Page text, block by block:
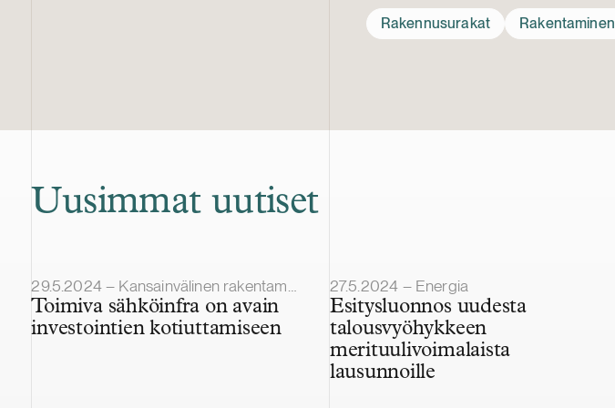
Rakennusurakat Rakentaminen
Uusimmat uutiset
Julkaistu
29.5.2024 – Kansainvälinen rakentaminen ja projektit
Toimiva sähköinfra on avain
investointien kotiuttamiseen
Julkaistu
27.5.2024 – Energia
Esitysluonnos uudesta
talousvyöhykkeen
merituulivoimalaista
lausunnoille